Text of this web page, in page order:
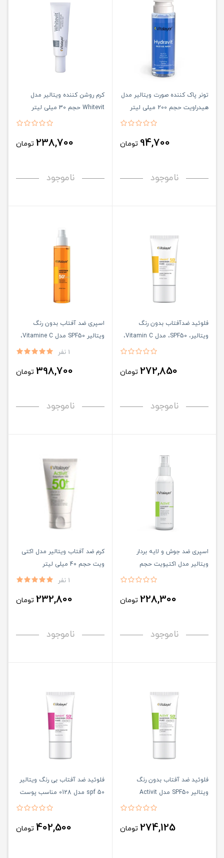
تونر پاک کننده صورت ویتالیر مدل
هیدراویت حجم 200 میلی لیتر
94,700 تومان
ناموجود
کرم روشن کننده ویتالیر مدل
Whitevit حجم 30 میلی لیتر
238,700 تومان
ناموجود
فلوئید ضدآفتاب بدون ‌رنگ
ویتالیر، SPF50، مدل Vitamin C،
مناسب انواع پوست حجم 50
272,850 تومان
ناموجود
اسپری ضد آفتاب بدون رنگ
ویتالیر SPF50 مدل Vitamine C،
ضد آب، مناسب انواع پوست حجم
1 نفر
398,700 تومان
ناموجود
اسپری ضد جوش و لایه بردار
ویتالیر مدل اکتیویت حجم
228,300 تومان
ناموجود
کرم ضد آفتاب ویتالیر مدل اکتى
ویت حجم 40 میلی لیتر
1 نفر
232,800 تومان
ناموجود
فلوئید ضد آفتاب بدون رنگ
ویتالیر SPF50 مدل Activit
،مناسب پوست‌های مختلط و چرب
274,125 تومان
فلوئید ضد آفتاب بی رنگ ویتالیر
spf 50 مدل 0128 مناسب پوست
402,500 تومان